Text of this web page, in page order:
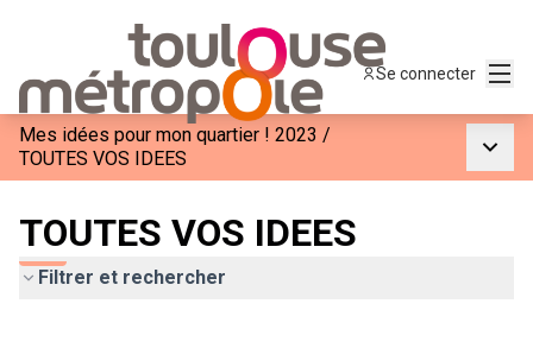
Se connecter
Mes idées pour mon quartier ! 2023 /
TOUTES VOS IDEES
TOUTES VOS IDEES
Filtrer et rechercher